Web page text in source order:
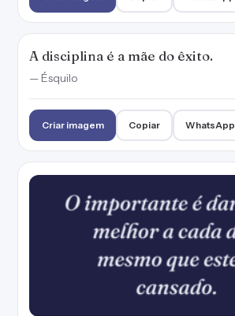
A disciplina é a mãe do êxito.
— Ésquilo
Criar imagem Copiar WhatsApp